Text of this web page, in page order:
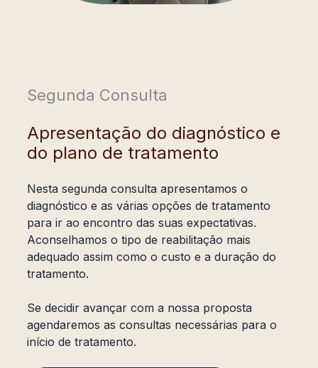
Segunda Consulta
Apresentação do diagnóstico e
do plano de tratamento
Nesta segunda consulta apresentamos o
diagnóstico e as várias opções de tratamento
para ir ao encontro das suas expectativas.
Aconselhamos o tipo de reabilitação mais
adequado assim como o custo e a duração do
tratamento.
Se decidir avançar com a nossa proposta
agendaremos as consultas necessárias para o
início de tratamento.